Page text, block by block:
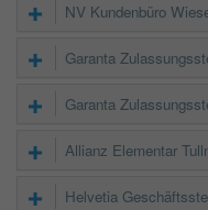
NV Kundenbüro
Garanta
Garanta
Allianz Elementar
Helvetia